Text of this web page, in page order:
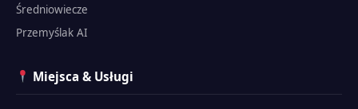
Średniowiecze
Przemyślak AI
Miejsca & Usługi